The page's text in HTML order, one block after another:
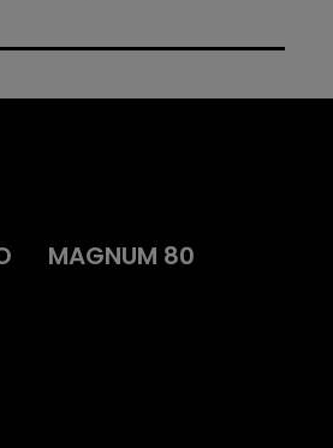
permis et la confiscation
MAGNUM 80